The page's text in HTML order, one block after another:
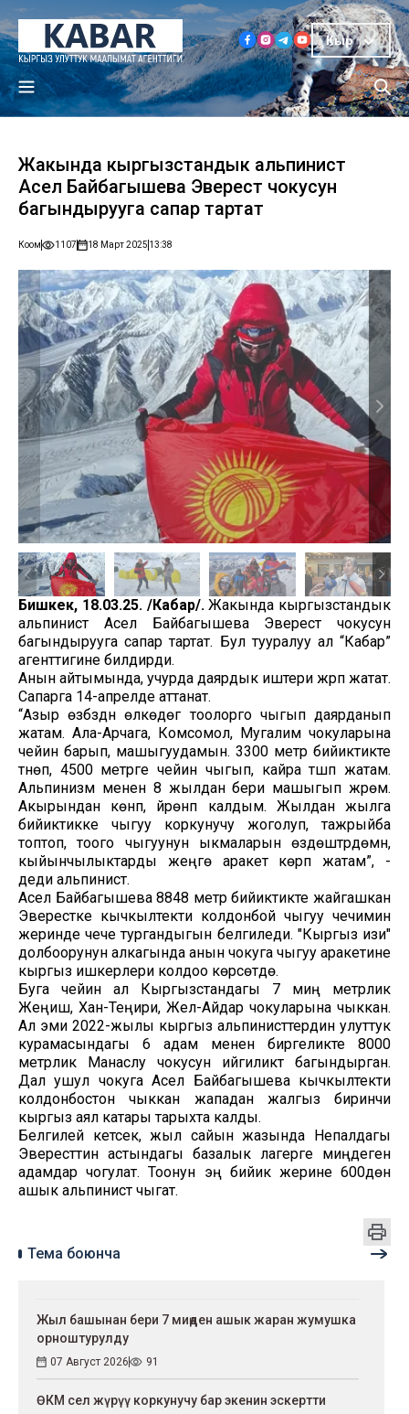
Кыр
Жакында кыргызстандык альпинист
Асел Байбагышева Эверест чокусун
багындырууга сапар тартат
Коом 1107 18 Март 2025 13:38
Бишкек, 18.03.25. /Кабар/.Жакында кыргызстандык
альпинист Асел Байбагышева Эверест чокусун
багындырууга сапар тартат. Бул тууралуу ал “Кабар”
агенттигине билдирди.
Анын айтымында, учурда даярдык иштери жүрүп жатат.
Сапарга 14-апрелде аттанат.
“Азыр өзүбүздүн өлкөдөгү тоолорго чыгып даярданып
жатам. Ала-Арчага, Комсомол, Мугалим чокуларына
чейин барып, машыгуудамын. 3300 метр бийиктикте
түнөп, 4500 метрге чейин чыгып, кайра түшүп жатам.
Альпинизм менен 8 жылдан бери машыгып жүрөм.
Акырындан көнүп, үйрөнүп калдым. Жылдан жылга
бийиктикке чыгуу коркунучу жоголуп, тажрыйба
топтоп, тоого чыгуунун ыкмаларын өздөштүрүүдөмүн,
кыйынчылыктарды жеңүүгө аракет көрүп жатам”, -
деди альпинист.
Асел Байбагышева 8848 метр бийиктикте жайгашкан
Эверестке кычкылтекти колдонбой чыгуу чечимин
жеринде чече тургандыгын белгиледи. "Кыргыз изи"
долбоорунун алкагында анын чокуга чыгуу аракетине
кыргыз ишкерлери колдоо көрсөтүүдө.
Буга чейин ал Кыргызстандагы 7 миң метрлик
Жеңиш, Хан-Теңири, Жел-Айдар чокуларына чыккан.
Ал эми 2022-жылы кыргыз альпинисттердин улуттук
курамасындагы 6 адам менен биргеликте 8000
метрлик Манаслу чокусун ийгиликтүү багындырган.
Дал ушул чокуга Асел Байбагышева кычкылтекти
колдонбостон чыккан жападан жалгыз биринчи
кыргыз аял катары тарыхта калды.
Белгилей кетсек, жыл сайын жазында Непалдагы
Эвересттин астындагы базалык лагерге миңдеген
адамдар чогулат. Тоонун эң бийик жерине 600дөн
ашык альпинист чыгат.
Тема боюнча
Жыл башынан бери 7 миңден ашык жаран жумушка
орноштурулду
07 Август 2026 91
ӨКМ сел жүрүү коркунучу бар экенин эскертти